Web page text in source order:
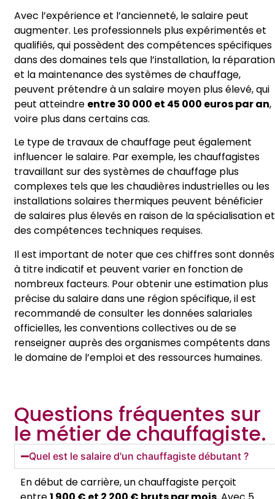
Avec l’expérience et l’ancienneté, le salaire peut
augmenter. Les professionnels plus expérimentés et
qualifiés, qui possèdent des compétences spécifiques
dans des domaines tels que l’installation, la réparation
et la maintenance des systèmes de chauffage,
peuvent prétendre à un salaire moyen plus élevé, qui
peut atteindre entre 30 000 et 45 000 euros par an,
voire plus dans certains cas.
Le type de travaux de chauffage peut également
influencer le salaire. Par exemple, les chauffagistes
travaillant sur des systèmes de chauffage plus
complexes tels que les chaudières industrielles ou les
installations solaires thermiques peuvent bénéficier
de salaires plus élevés en raison de la spécialisation et
des compétences techniques requises.
Il est important de noter que ces chiffres sont donnés
à titre indicatif et peuvent varier en fonction de
nombreux facteurs. Pour obtenir une estimation plus
précise du salaire dans une région spécifique, il est
recommandé de consulter les données salariales
officielles, les conventions collectives ou de se
renseigner auprès des organismes compétents dans
le domaine de l’emploi et des ressources humaines.
Questions fréquentes sur
le métier de chauffagiste.
Quel est le salaire d'un chauffagiste débutant ?
En début de carrière, un chauffagiste perçoit